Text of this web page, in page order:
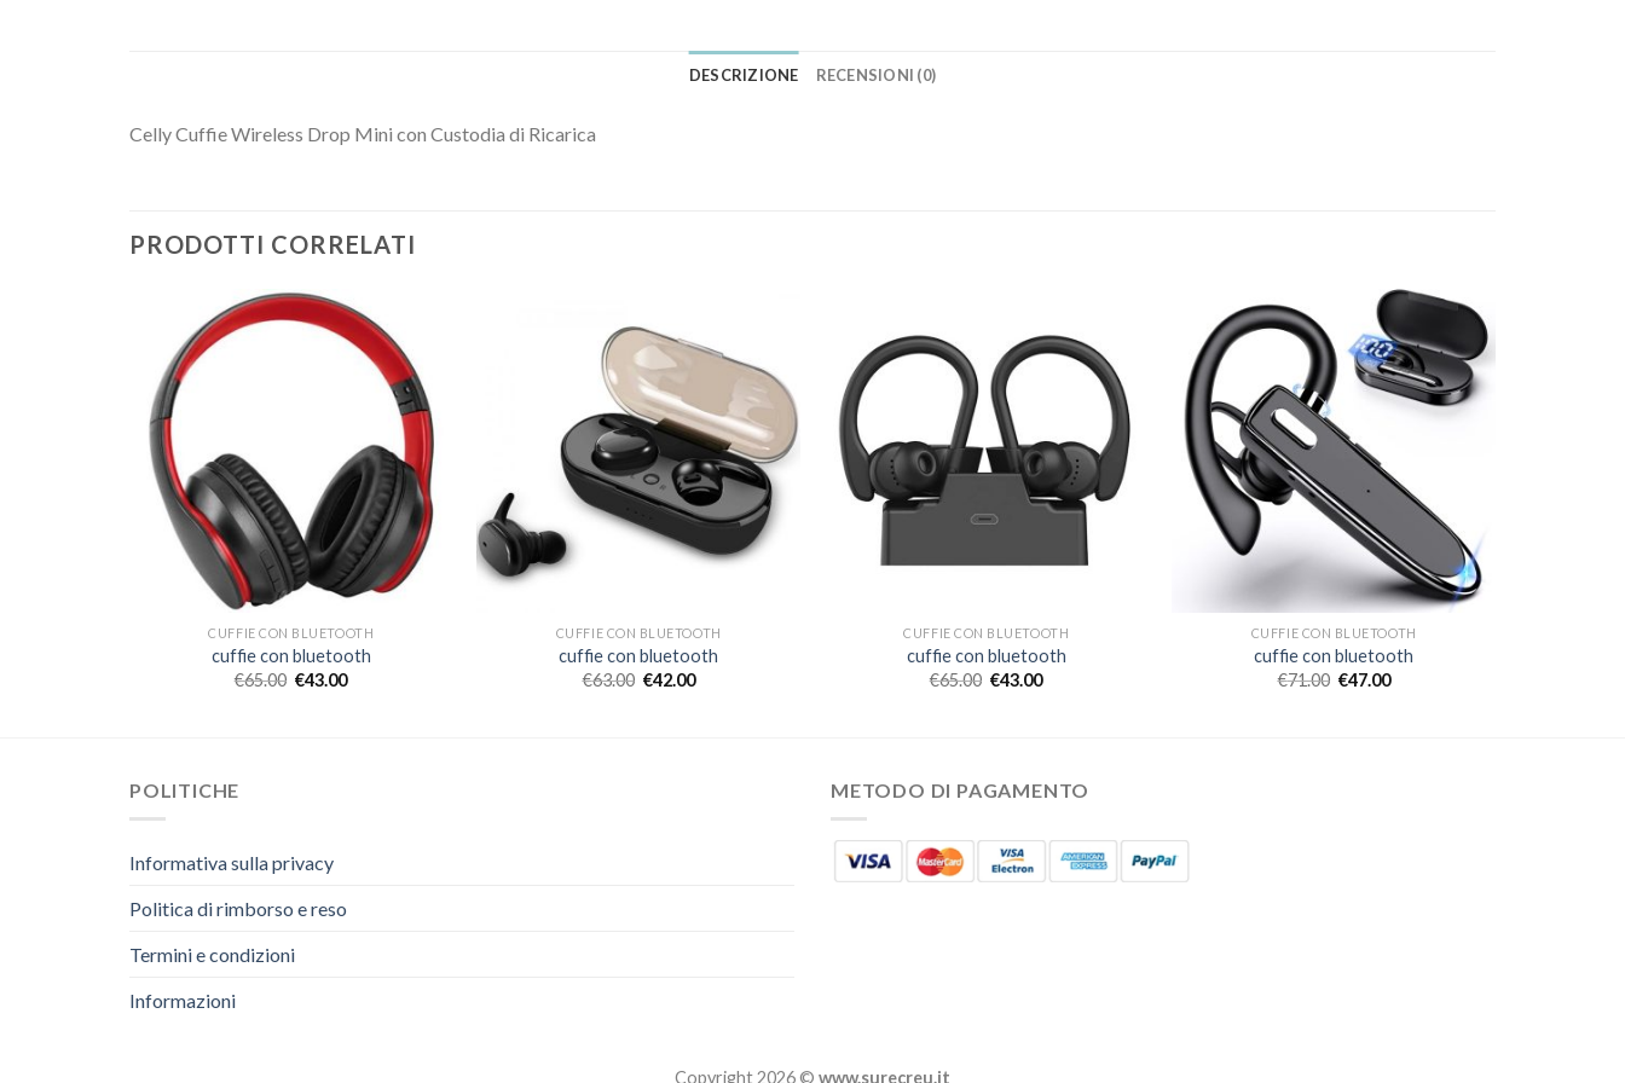
DESCRIZIONE RECENSIONI (0)
Celly Cuffie Wireless Drop Mini con Custodia di Ricarica
PRODOTTI CORRELATI
CUFFIE CON BLUETOOTH
cuffie con bluetooth
€65.00 €43.00
CUFFIE CON BLUETOOTH
cuffie con bluetooth
€63.00 €42.00
CUFFIE CON BLUETOOTH
cuffie con bluetooth
€65.00 €43.00
CUFFIE CON BLUETOOTH
cuffie con bluetooth
€71.00 €47.00
POLITICHE
Informativa sulla privacy
Politica di rimborso e reso
Termini e condizioni
Informazioni
METODO DI PAGAMENTO
Copyright 2026 © www.surecreu.it